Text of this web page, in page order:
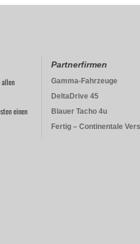
allen
einen
Partnerfirmen
Gamma-Fahrzeuge
DeltaDrive 45
Blauer Tacho 4u
Fertig – Continentale